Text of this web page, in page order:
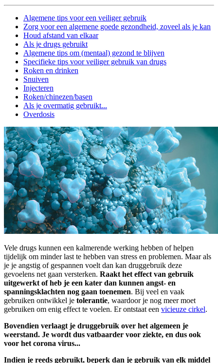
Algemene tips voor een veiliger gebruik
Zorg voor een algemene goede gezondheid, zoveel als je kan
Houd afstand van elkaar
Als je drugs gebruikt
Algemene tips om (mentaal) gezond te blijven
Specifieke tips voor veiliger gebruik van drugs
Roken en drinken
Snuiven
Injecteren
Roken/chinezen/basen
Als je overmatig gebruikt...
Overdosis
Vele drugs kunnen een kalmerende werking hebben of helpen
tijdelijk om minder last te hebben van stress en problemen. Maar als
je je angstig of gespannen voelt dan kan druggebruik deze
gevoelens net gaan versterken. Raakt het effect van gebruik
uitgewerkt of heb je een kater dan kunnen angst- en
spanningsklachten nog gaan toenemen. Bij veel en vaak
gebruiken ontwikkel je tolerantie, waardoor je nog meer moet
gebruiken om enig effect te voelen. Er ontstaat een vicieuze cirkel.
Bovendien verlaagt je druggebruik over het algemeen je
weerstand. Je wordt dus vatbaarder voor ziekte, en dus ook
voor het corona virus...
Indien je reeds gebruikt, beperk dan je gebruik van elk middel